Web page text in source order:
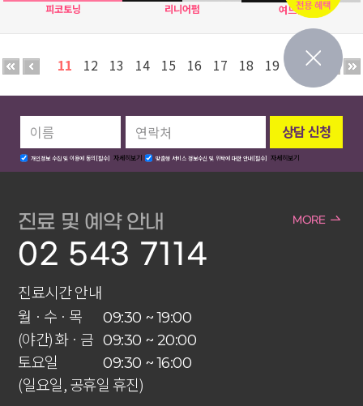
피코토닝 리니어펌 여드름케어
11 12 13 14 15 16 17 18 19
개인정보 수집 및 이용에 동의[필수] 자세히보기 맞춤형 서비스 정보수신 및 위탁에 대한 안내[필수] 자세히보기
진료 및 예약 안내 MORE
02 543 7114
진료시간 안내
월 · 수 · 목
09:30 ~ 19:00
(야간) 화 · 금 09:30 ~ 20:00
토요일 09:30 ~ 16:00
(일요일, 공휴일 휴진)